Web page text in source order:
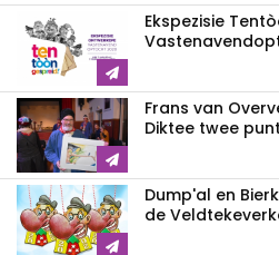
Ekspezisie
Frans van
Diktee twee
Dump'al en
de